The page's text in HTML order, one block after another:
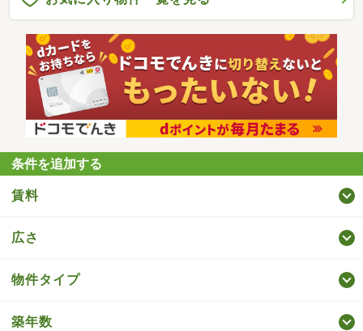
条件を追加する
賃料
広さ
物件タイプ
築年数